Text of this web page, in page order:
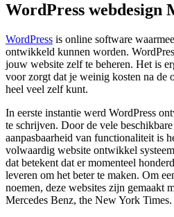
WordPress webdesign
WordPress is online software
ontwikkeld kunnen worden.
jouw website zelf te beheren. Het is
voor zorgt dat je weinig kosten na de
heel veel zelf kunt.
In eerste instantie werd WordPress
te schrijven. Door de vele
aanpasbaarheid van functionaliteit is
volwaardig website ontwikkel
dat betekent dat er momenteel
leveren om het beter te maken. Om
noemen, deze websites zijn gemaakt
Mercedes Benz, the New York Times.